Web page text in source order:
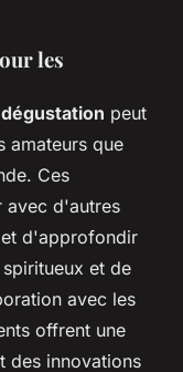
les
peut
amateurs que
Ces
avec d'autres
d'approfondir
et de
avec les
offrent une
des innovations